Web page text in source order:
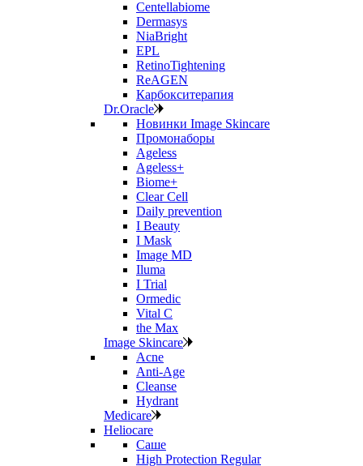
Centellabiome
Dermasys
NiaBright
EPL
RetinoTightening
ReAGEN
Карбокситерапия
Dr.Oracle
Новинки Image Skincare
Промонаборы
Ageless
Ageless+
Biome+
Clear Cell
Daily prevention
I Beauty
I Mask
Image MD
Iluma
I Trial
Ormedic
Vital C
the Max
Image Skincare
Acne
Anti‑Age
Cleanse
Hydrant
Medicare
Heliocare
Саше
High Protection Regular